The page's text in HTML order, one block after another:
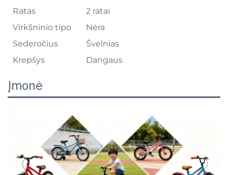
Ratas
2 ratai
Virkšninio tipo
Nėra
Sederočius
Švelnias
Krepšys
Dangaus
Įmonė